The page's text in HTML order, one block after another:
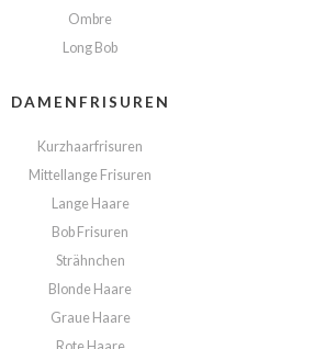
Ombre
Long Bob
DAMENFRISUREN
Kurzhaarfrisuren
Mittellange Frisuren
Lange Haare
Bob Frisuren
Strähnchen
Blonde Haare
Graue Haare